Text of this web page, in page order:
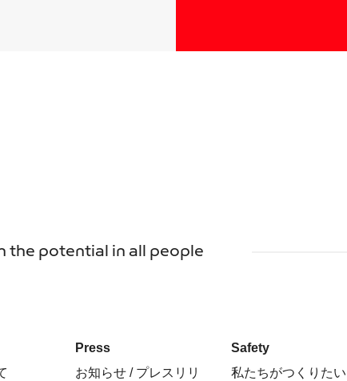
the potential in all people
Press
お知らせ / プレスリリ
Safety
私たちがつくりたい